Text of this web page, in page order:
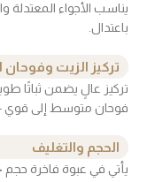
يناسب الأجواء المعتدلة
باعتدال.
تركيز الزيت وفوحان
تركيز عالٍ يضمن ثباتًا
فوحان متوسط إلى قوي
الحجم والتغليف
يأتي في عبوة فاخرة حجم ٢٠٠ مل تعكس عمق العطر وهيبته.